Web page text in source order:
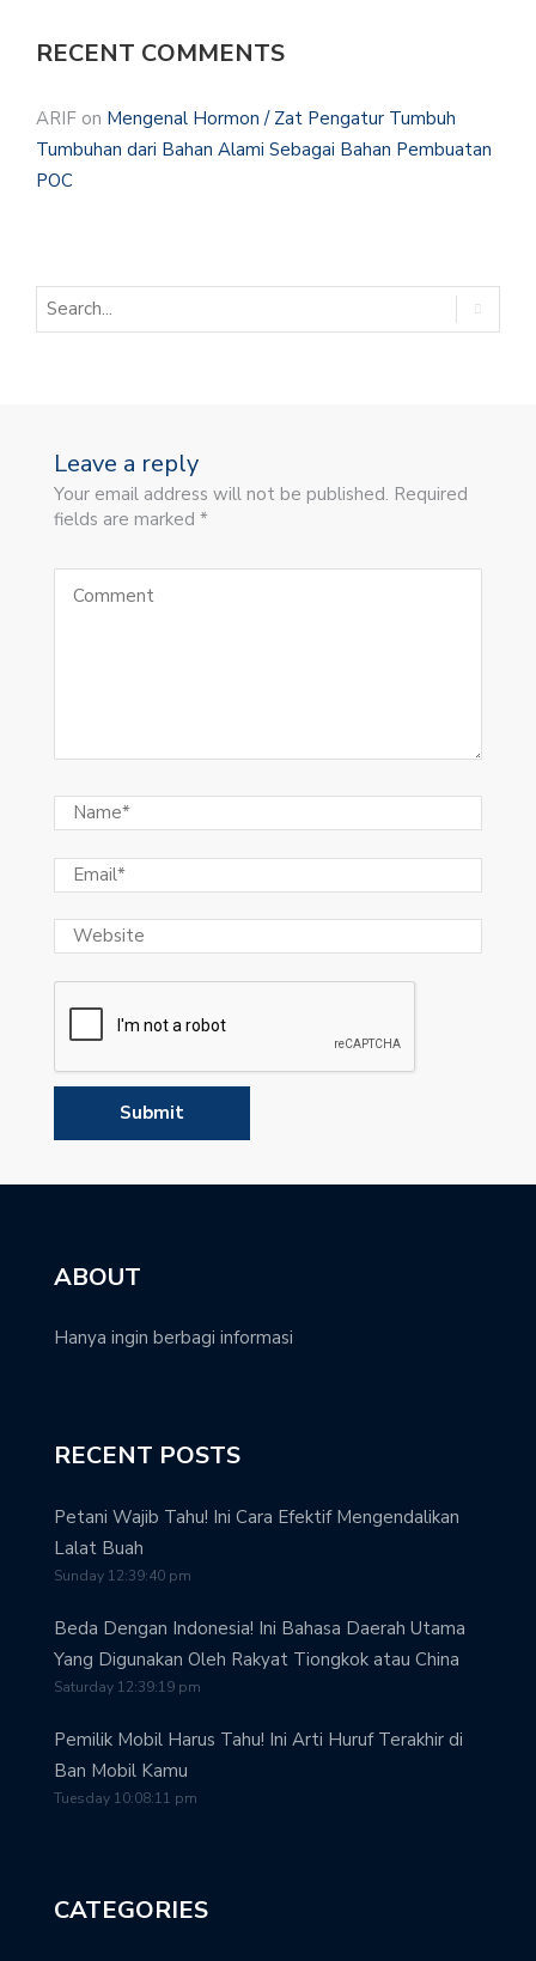
RECENT COMMENTS
ARIF on Mengenal Hormon / Zat Pengatur Tumbuh
Tumbuhan dari Bahan Alami Sebagai Bahan Pembuatan
POC
Leave a reply
Your email address will not be published. Required
fields are marked *
ABOUT
Hanya ingin berbagi informasi
RECENT POSTS
Petani Wajib Tahu! Ini Cara Efektif Mengendalikan
Lalat Buah
Sunday 12:39:40 pm
Beda Dengan Indonesia! Ini Bahasa Daerah Utama
Yang Digunakan Oleh Rakyat Tiongkok atau China
Saturday 12:39:19 pm
Pemilik Mobil Harus Tahu! Ini Arti Huruf Terakhir di
Ban Mobil Kamu
Tuesday 10:08:11 pm
CATEGORIES